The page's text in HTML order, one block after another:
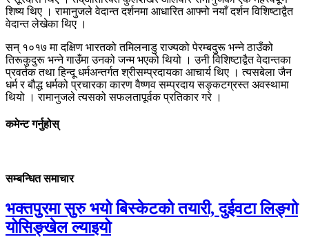
शिष्य थिए । रामानुजले वेदान्त दर्शनमा आधारित आफ्नो नयाँ दर्शन विशिष्टाद्वैत
वेदान्त लेखेका थिए ।
सन् १०१७ मा दक्षिण भारतको तमिलनाडु राज्यको पेरम्बदुरू भन्ने ठाउँको
तिरूकुदुरू भन्ने गाउँमा उनको जन्म भएको थियो । उनी विशिष्टाद्वैत वेदान्तका
प्रवर्तक तथा हिन्दू धर्मअन्तर्गत श्रीसम्प्रदायका आचार्य थिए । त्यसबेला जैन
धर्म र बौद्ध धर्मको प्रचारका कारण वैष्णव सम्प्रदाय सङ्कटग्रस्त अवस्थामा
थियो । रामानुजले त्यसको सफलतापूर्वक प्रतिकार गरे ।
कमेन्ट गर्नुहोस्
सम्बन्धित समाचार
भक्तपुरमा सुरु भयो बिस्केटको तयारी, दुईवटा लिङ्गो
योसिङ्खेल ल्याइयो